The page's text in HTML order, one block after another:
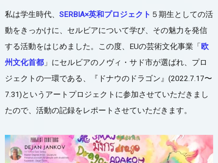
私は学生時代、 SERBIA×英和プロジェクト ５期生としての活
動をきっかけに、セルビアについて学び、その魅力を発信
する活動をはじめました。この度、EUの芸術文化事業「 欧
州文化首都 」にセルビアのノヴィ・サド市が選ばれ、プロ
ジェクトの一環である、『ドナウのドラゴン』(2022.7.17〜
7.31)というアートプロジェクトに参加させていただきまし
たので、活動の記録をレポートさせていただきます。